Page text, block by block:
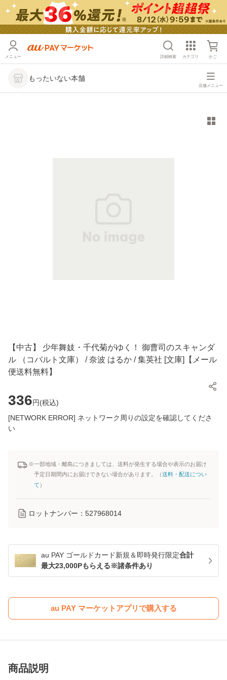
メニュー 詳細検索 カテゴリ かご
もったいない本舗
店舗メニュー
【中古】 少年舞妓・千代菊がゆく！ 御曹司のスキャンダ
ル （コバルト文庫） / 奈波 はるか / 集英社 [文庫]【メール
便送料無料】
336円(税込)
[NETWORK ERROR] ネットワーク周りの設定を確認してくださ
い
※一部地域・離島につきましては、送料が発生する場合や表示のお届け
予定日期間内にお届けできない場合があります。（送料・配送につい
て ）
ロットナンバー： 527968014
au PAY ゴールドカード新規＆即時発行限定合計
最大23,000Pもらえる※諸条件あり
au PAY マーケットアプリで購入する
商品説明